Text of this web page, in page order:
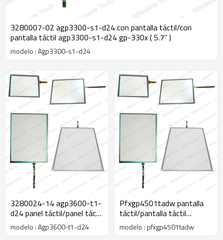
3280007-02 agp3300-s1-d24 con pantalla táctil/con
pantalla táctil agp3300-s1-d24 gp-330x ( 5.7" )
modelo : Agp3300-s1-d24
3280024-14 agp3600-t1-
d24 panel táctil/panel táctil
agp3600-t1-d24 gp-3600
( 12.1" )
modelo : Agp3600-t1-d24
Pfxgp4501tadw pantalla
táctil/pantalla táctil
pfxgp4501tadw gp-4000
10.4 serie
modelo : pfxgp4501tadw